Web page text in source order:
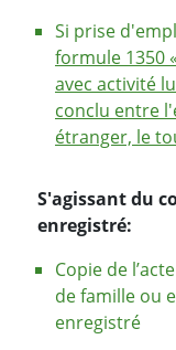
Si prise
formule 1350
avec activité
conclu entre
étranger, le
S'agissant du
enregistré:
Copie de
de famille ou
enregistré